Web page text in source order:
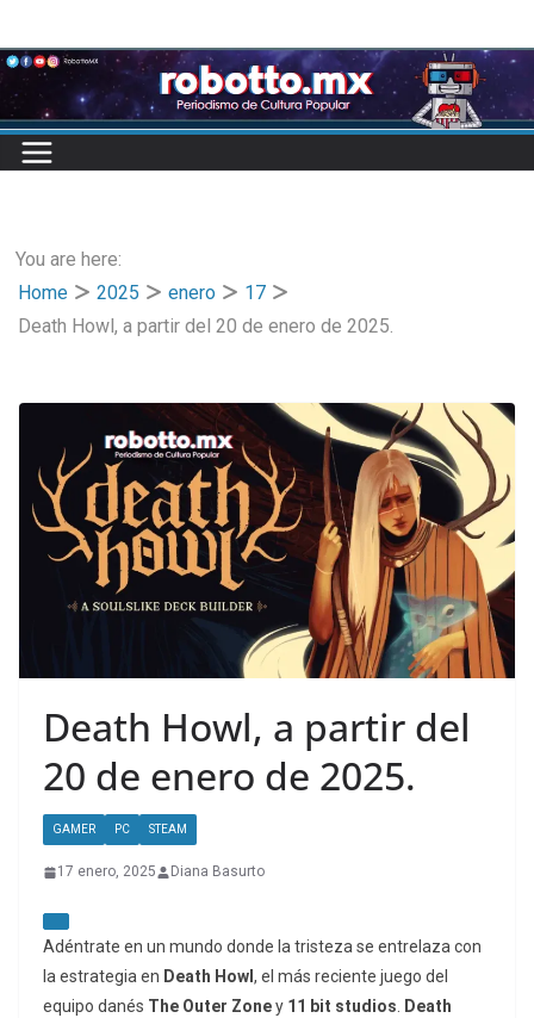
to
content
You are here:
Home
2025 enero
17
Death Howl, a partir del 20 de enero de 2025.
Death Howl, a partir del
20 de enero de 2025.
GAMER PC STEAM
17 enero, 2025 Diana Basurto
Adéntrate en un mundo donde la tristeza se entrelaza con
la estrategia en Death Howl , el más reciente juego del
equipo danés The Outer Zoney 11 bit studios
Death